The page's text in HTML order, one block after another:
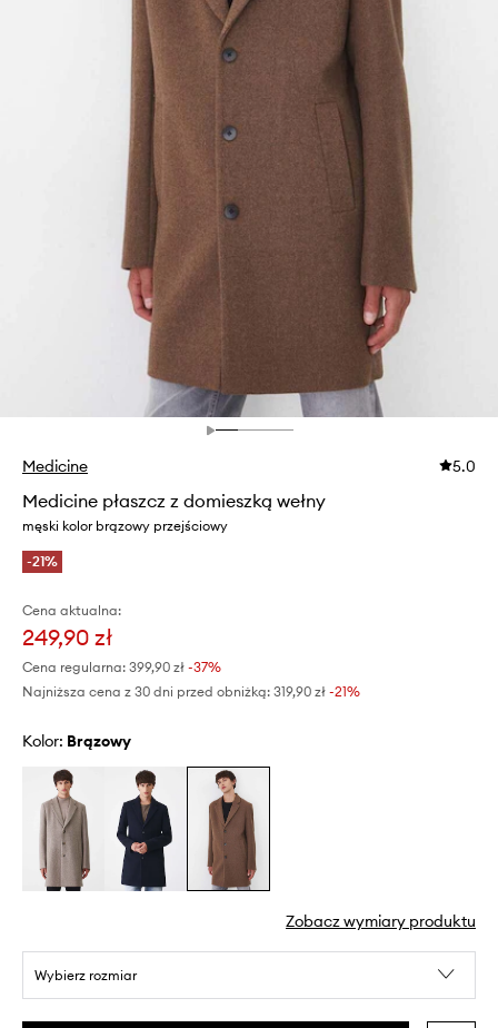
Medicine 5.0
Medicine płaszcz z domieszką wełny
męski kolor brązowy przejściowy
-21%
Cena aktualna:
249,90 zł
Cena regularna: 399,90 zł -37%
Najniższa cena z 30 dni przed obniżką: 319,90 zł -21%
Kolor: brązowy
Zobacz wymiary produktu
Wybierz rozmiar